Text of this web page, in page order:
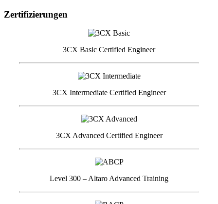
Zertifizierungen
3CX Basic Certified Engineer
3CX Intermediate Certified Engineer
3CX Advanced Certified Engineer
Level 300 – Altaro Advanced Training